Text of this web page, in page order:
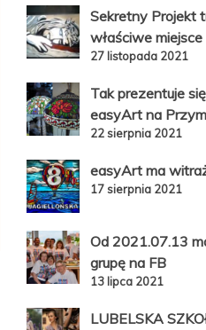
Sekretny Projekt
właściwe miejsce
27 listopada 2021
Tak prezentuje
easyArt na
22 sierpnia 2021
easyArt ma
17 sierpnia 2021
Od 2021.07.13
grupę na FB
13 lipca 2021
LUBELSKA